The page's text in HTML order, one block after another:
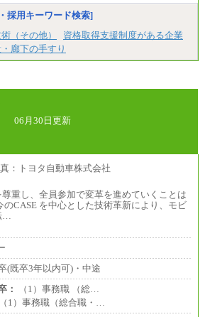
採用キーワード検索]
（その他）
資格取得支援制度がある企業
廊下の手すり
06月30日更新
重し、全員参加で変革を進めていくことは
のCASE を中心とした技術革新により、モビ
…
(既卒3年以内可)・中途
：
（1）事務職 （総…
（1）事務職（総合職・…